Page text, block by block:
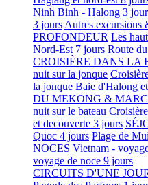
Ninh Binh - Halong 3
3 jours Autres excursions
PROFONDEUR Les
Nord-Est 7 jours Route
CROISIÈRE DANS LA
nuit sur la jonque
la jonque Baie d'Halong
DU MEKONG &
nuit sur le bateau
et decouverte 3 jours
Quoc 4 jours Plage de
NOCES Vietnam -
voyage de noce 9 jours
CIRCUITS D'UNE